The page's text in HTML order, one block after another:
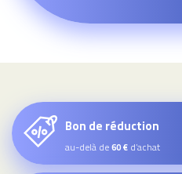
Bon de réduction
au-delà de60 € d’achat